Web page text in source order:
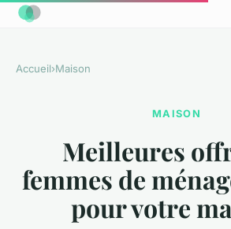
Accueil›Maison
MAISON
Meilleures
femmes de
pour votre